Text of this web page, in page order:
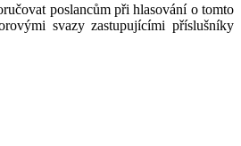
poslancům při hlasování o tomto
svazy zastupujícími příslušníky